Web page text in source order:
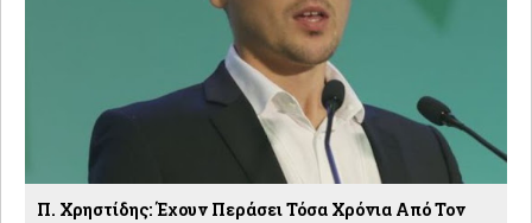
Π. Χρηστίδης: Έχουν Περάσει Τόσα Χρόνια Από Τον